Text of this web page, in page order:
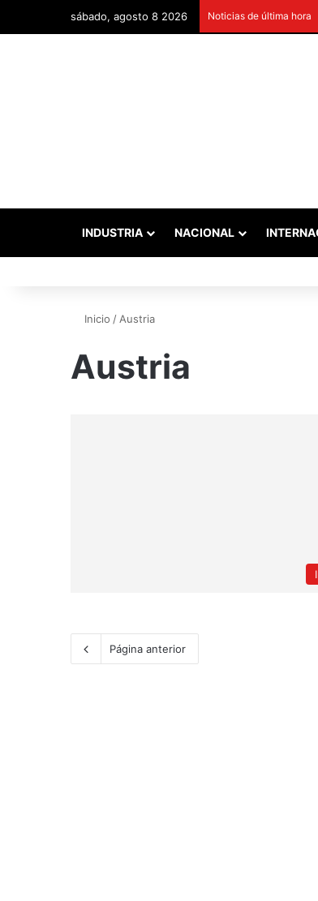
sábado, agosto 8 2026 Noticias de última hora
INDUSTRIA NACIONAL
Inicio / Austria
Austria
Página anterior